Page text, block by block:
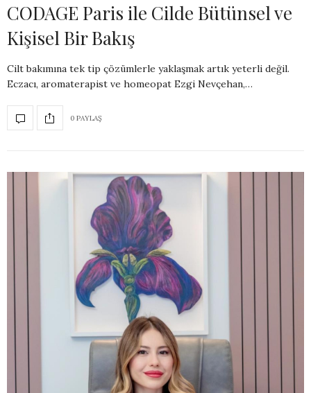
CODAGE Paris ile Cilde Bütünsel ve
Kişisel Bir Bakış
Cilt bakımına tek tip çözümlerle yaklaşmak artık yeterli değil.
Eczacı, aromaterapist ve homeopat Ezgi Nevçehan,…
0 PAYLAŞ